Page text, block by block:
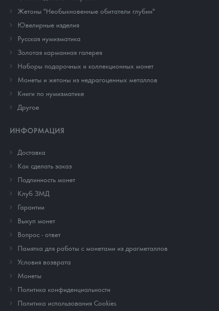
Жетоны "Необыкновенные обитатели глубин"
Ювелирные изделия
Русская нумизматика
Золотая карманная галерея
Наборы подарочных и коллекционных монет
Монеты и жетоны из недрагоценных металлов
Книги по нумизматике
Другое
ИНФОРМАЦИЯ
Доставка
Как сделать заказ
Подлинность монет
Клуб ЗМД
Гарантии
Выкуп монет
Вопрос - ответ
Памятка для работы с монетами из драгметаллов
Условия возврата
Монеты
Политика конфиденциальности
Политика использования Cookies